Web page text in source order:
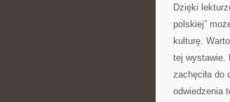
Dzięki
polskiej”
kulturę.
tej ⁢wystawie.
zachęciła do
odwiedzenia‍